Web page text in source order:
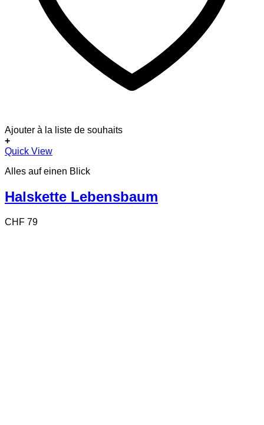
Ajouter à la liste de souhaits
+
Quick View
Alles auf einen Blick
Halskette Lebensbaum
CHF 79